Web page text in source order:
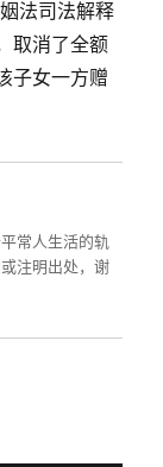
法司法解释
取消了全额
子女一方赠
常人生活的轨
注明出处，谢